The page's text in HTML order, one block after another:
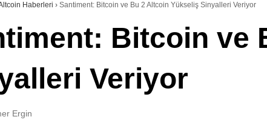
Haberleri › Santiment: Bitcoin ve Bu 2 Altcoin Yükseliş Sinyalleri Veriyor
Bitcoin ve
Veriyor
Ergin